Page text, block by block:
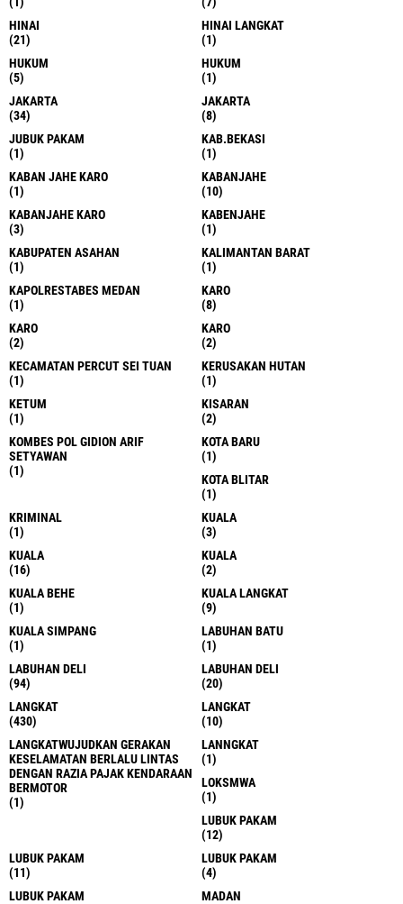
HINAI
(21)
HINAI LANGKAT
(1)
HUKUM
(5)
HUKUM
(1)
JAKARTA
(34)
JAKARTA
(8)
JUBUK PAKAM
(1)
KAB.BEKASI
(1)
KABAN JAHE KARO
(1)
KABANJAHE
(10)
KABANJAHE KARO
(3)
KABENJAHE
(1)
KABUPATEN ASAHAN
(1)
KALIMANTAN BARAT
(1)
KAPOLRESTABES MEDAN
(1)
KARO
(8)
KARO
(2)
KARO
(2)
KECAMATAN PERCUT SEI TUAN
(1)
KERUSAKAN HUTAN
(1)
KETUM
(1)
KISARAN
(2)
KOMBES POL GIDION ARIF
SETYAWAN
(1)
KOTA BARU
(1)
KOTA BLITAR
(1)
KRIMINAL
(1)
KUALA
(3)
KUALA
(16)
KUALA
(2)
KUALA BEHE
(1)
KUALA LANGKAT
(9)
KUALA SIMPANG
(1)
LABUHAN BATU
(1)
LABUHAN DELI
(94)
LABUHAN DELI
(20)
LANGKAT
(430)
LANGKAT
(10)
LANGKATWUJUDKAN GERAKAN
KESELAMATAN BERLALU LINTAS
DENGAN RAZIA PAJAK KENDARAAN
BERMOTOR
(1)
LANNGKAT
(1)
LOKSMWA
(1)
LUBUK PAKAM
(12)
LUBUK PAKAM
(11)
LUBUK PAKAM
(4)
LUBUK PAKAM
MADAN